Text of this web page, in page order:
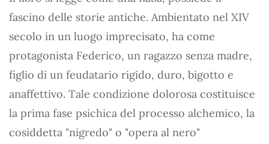
fascino delle storie antiche. Ambientato nel XIV
secolo in un luogo imprecisato, ha come
protagonista Federico, un ragazzo senza madre,
figlio di un feudatario rigido, duro, bigotto e
anaffettivo. Tale condizione dolorosa costituisce
la prima fase psichica del processo alchemico, la
cosiddetta "nigredo" o "opera al nero"